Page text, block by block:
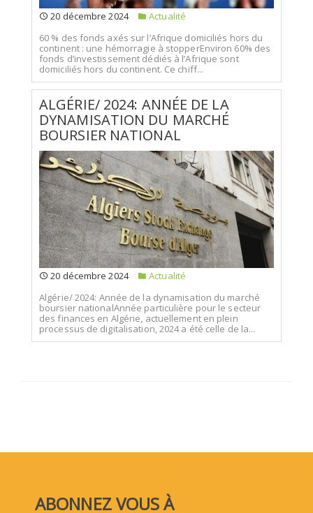
20 décembre 2024
Actualité
60 % des fonds axés sur l’Afrique domiciliés hors du
continent : une hémorragie à stopperEnviron 60% des
fonds d’investissement dédiés à l’Afrique sont
domiciliés hors du continent. Ce chiff...
ALGÉRIE/ 2024: ANNÉE DE LA
DYNAMISATION DU MARCHÉ
BOURSIER NATIONAL
20 décembre 2024
Actualité
Algérie/ 2024: Année de la dynamisation du marché
boursier nationalAnnée particulière pour le secteur
des finances en Algérie, actuellement en plein
processus de digitalisation, 2024 a été celle de la...
ABONNEZ VOUS À